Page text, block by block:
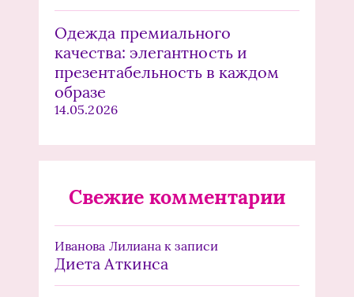
Одежда премиального
качества: элегантность и
презентабельность в каждом
образе
14.05.2026
Свежие комментарии
Иванова Лилиана к записи
Диета Аткинса